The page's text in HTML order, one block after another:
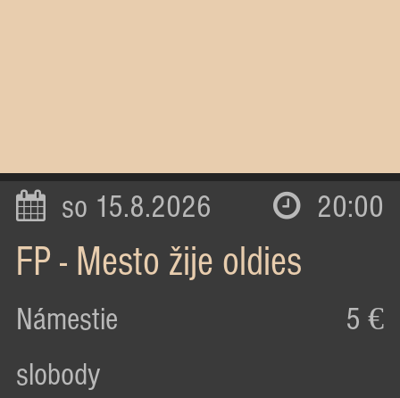
so 15.8.2026 20:00
FP - Mesto žije oldies
Námestie
slobody
5 €